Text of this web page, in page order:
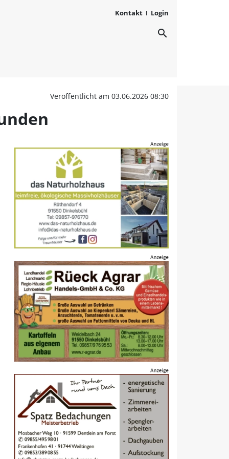
Kontakt Login
Walkmühle: Zu
search
Veröffentlicht am 03.06.2026 08:30